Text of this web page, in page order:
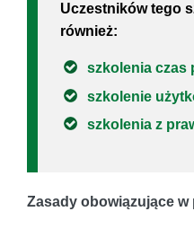
Uczestników tego
również:
szkolenia czas
szkolenie
szkolenia z
Zasady obowiązujące